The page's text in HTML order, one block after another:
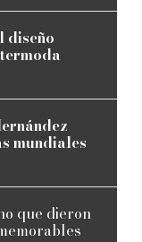
diseño
mundiales
que dieron